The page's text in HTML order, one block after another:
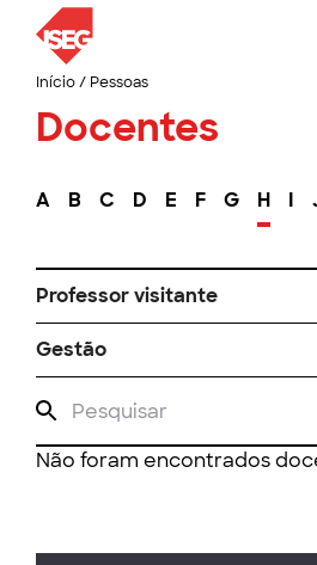
Início/ Pessoas
Docentes
A B C D E F G H I
Professor visitante
Gestão
Não foram encontrados